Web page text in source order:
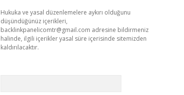
Hukuka ve yasal düzenlemelere aykırı olduğunu
düşündüğünüz içerikleri,
backlinkpanelicomtr@gmail.com adresine bildirmeniz
halinde, ilgili içerikler yasal süre içerisinde sitemizden
kaldırılacaktır.